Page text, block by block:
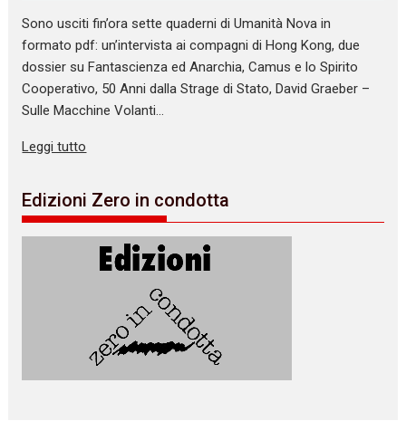
Sono usciti fin’ora sette quaderni di Umanità Nova in
formato pdf: un’intervista ai compagni di Hong Kong, due
dossier su Fantascienza ed Anarchia, Camus e lo Spirito
Cooperativo, 50 Anni dalla Strage di Stato, David Graeber –
Sulle Macchine Volanti…
Leggi tutto
Edizioni Zero in condotta